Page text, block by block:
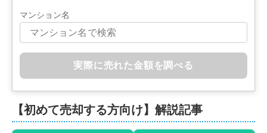
マンション名
実際に売れた金額を調べる
【初めて売却する方向け】解説記事